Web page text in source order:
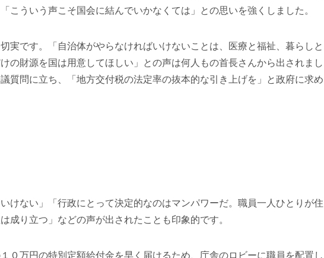
こういう声こそ国会に結んでいかなくては」との思いを強くしました。
実です。「自治体がやらなければいけないことは、医療と福祉、暮らしと
の財源を国は用意してほしい」との声は何人もの首長さんから出されまし
質問に立ち、「地方交付税の法定率の抜本的な引き上げを」と政府に求め
けない」「行政にとって決定的なのはマンパワーだ。職員一人ひとりが住
成り立つ」などの声が出されたことも印象的です。
０万円の特別定額給付金を早く届けるため、庁舎のロビーに職員を配置し